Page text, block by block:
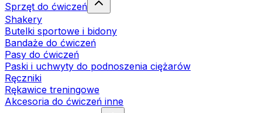
Sprzęt do ćwiczeń
Shakery
Butelki sportowe i bidony
Bandaże do ćwiczeń
Pasy do ćwiczeń
Paski i uchwyty do podnoszenia ciężarów
Ręczniki
Rękawice treningowe
Akcesoria do ćwiczeń inne